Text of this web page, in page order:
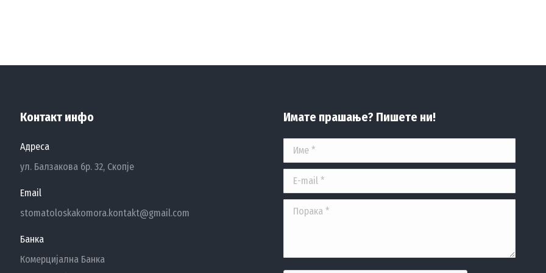
Контакт инфо
Адреса
ул. Балзакова бр. 32, Скопје
Email
stomatoloskakomora.kontakt@gmail.com
Банка
Комерцијална Банка
Имате прашање? Пишете ни!
Име *
E-mail *
Порака *